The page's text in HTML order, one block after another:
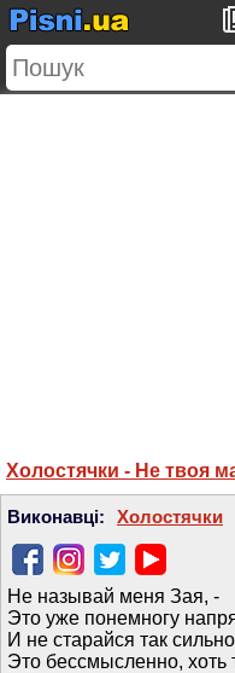
Холостячки - Не твоя
Виконавці: Холостячки
Не называй меня Зая, -
Это уже понемногу
И не старайся так
Это бессмысленно, хоть